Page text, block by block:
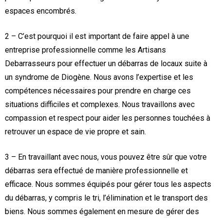
espaces encombrés.
2 – C’est pourquoi il est important de faire appel à une
entreprise professionnelle comme les Artisans
Debarrasseurs pour effectuer un débarras de locaux suite à
un syndrome de Diogène. Nous avons l’expertise et les
compétences nécessaires pour prendre en charge ces
situations difficiles et complexes. Nous travaillons avec
compassion et respect pour aider les personnes touchées à
retrouver un espace de vie propre et sain.
3 – En travaillant avec nous, vous pouvez être sûr que votre
débarras sera effectué de manière professionnelle et
efficace. Nous sommes équipés pour gérer tous les aspects
du débarras, y compris le tri, l’élimination et le transport des
biens. Nous sommes également en mesure de gérer des